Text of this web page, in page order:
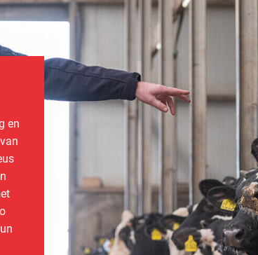
Werken bij
Actueel
Contact
Noteringen
Nederlands
English
en